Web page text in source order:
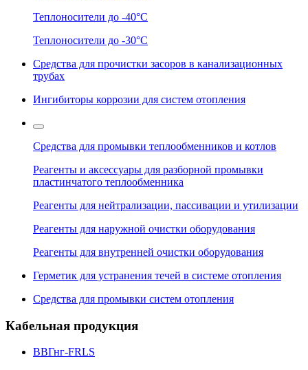
Теплоносители до -40°C
Теплоносители до -30°C
Средства для прочистки засоров в канализационных
трубах
Ингибиторы коррозии для систем отопления
Средства для промывки теплообменников и котлов
Реагенты и аксессуары для разборной промывки
пластинчатого теплообменника
Реагенты для нейтрализации, пассивации и утилизации
Реагенты для наружной очистки оборудования
Реагенты для внутренней очистки оборудования
Герметик для устранения течей в системе отопления
Средства для промывки систем отопления
Кабельная продукция
ВВГнг-FRLS